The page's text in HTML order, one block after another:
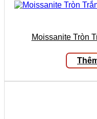
Moissanite Tròn